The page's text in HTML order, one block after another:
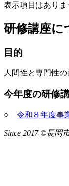
表示項目はありま
研修講座に
目的
人間性と専門性
今年度の研修
○ 令和８年度事
Since 2017 ©長岡